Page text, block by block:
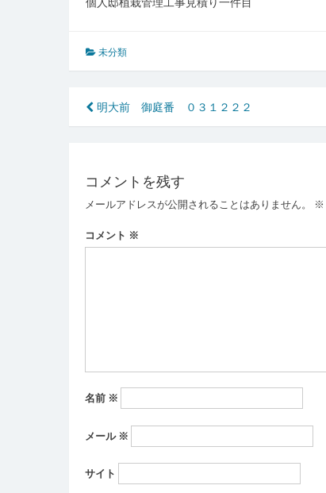
未分類
投
稿
ビ
ゲ
ー
明大前 御庭番 ０３１２２２
コメントを残す
メールアドレスが公開されることはありません。 ※
コメント ※
名前 ※
メール ※
サイト